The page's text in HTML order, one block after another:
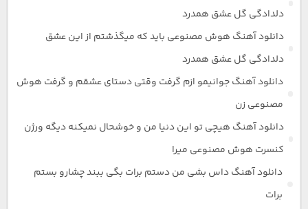
دلدادگی گل عشق همدرد
دانلود آهنگ هوش مصنوعی باید که میگذشتم از این عشق
دلدادگی گل عشق همدرد
دانلود آهنگ جوانیمو ازم گرفت وقتی دستای عشقم و گرفت هوش
مصنوعی زن
دانلود آهنگ هیچی تو این دنیا من و خوشحال نمیکنه دیگه ورژن
کنسرت هوش مصنوعی میرا
دانلود آهنگ داس بشی من دستم برات بگی ببند چشارو بستم
برات